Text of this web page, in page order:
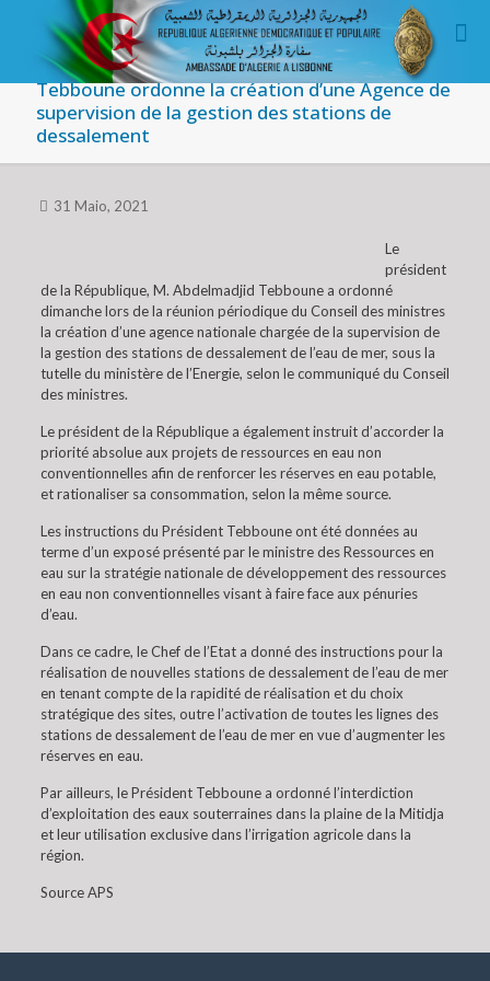
Tebboune ordonne la création d’une Agence de
supervision de la gestion des stations de
dessalement
31 Maio, 2021
Le
président
de la République, M. Abdelmadjid Tebboune a ordonné
dimanche lors de la réunion périodique du Conseil des ministres
la création d’une agence nationale chargée de la supervision de
la gestion des stations de dessalement de l’eau de mer, sous la
tutelle du ministère de l’Energie, selon le communiqué du Conseil
des ministres.
Le président de la République a également instruit d’accorder la
priorité absolue aux projets de ressources en eau non
conventionnelles afin de renforcer les réserves en eau potable,
et rationaliser sa consommation, selon la même source.
Les instructions du Président Tebboune ont été données au
terme d’un exposé présenté par le ministre des Ressources en
eau sur la stratégie nationale de développement des ressources
en eau non conventionnelles visant à faire face aux pénuries
d’eau.
Dans ce cadre, le Chef de l’Etat a donné des instructions pour la
réalisation de nouvelles stations de dessalement de l’eau de mer
en tenant compte de la rapidité de réalisation et du choix
stratégique des sites, outre l’activation de toutes les lignes des
stations de dessalement de l’eau de mer en vue d’augmenter les
réserves en eau.
Par ailleurs, le Président Tebboune a ordonné l’interdiction
d’exploitation des eaux souterraines dans la plaine de la Mitidja
et leur utilisation exclusive dans l’irrigation agricole dans la
région.
Source APS